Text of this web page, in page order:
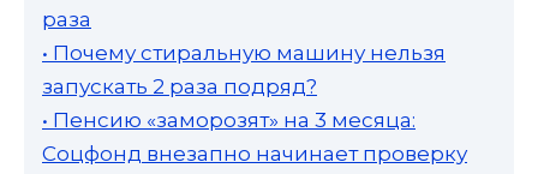
раза
• Почему стиральную машину нельзя
запускать 2 раза подряд?
• Пенсию «заморозят» на 3 месяца:
Соцфонд внезапно начинает проверку